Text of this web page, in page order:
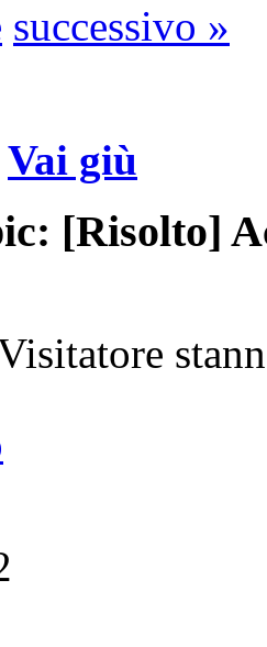
successivo »
Vai giù
[Risolto]